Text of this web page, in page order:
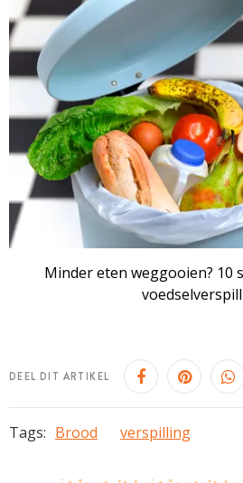
Minder eten weggooien? 10
DEEL DIT ARTIKEL
Tags: Brood verspilling